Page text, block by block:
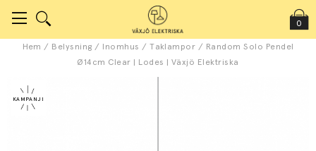
0
Hem / Belysning / Inomhus /Taklampor / Random Solo Pendel
Ø14cm Clear | Lodes | Växjö Elektriska